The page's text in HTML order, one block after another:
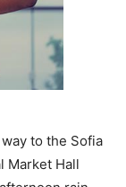
to the Sofia
Market Hall